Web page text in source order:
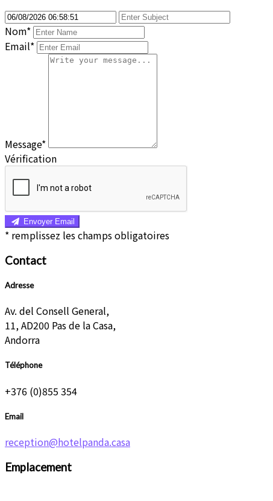
Nom*
Email*
Message*
Vérification
Envoyer Email
* remplissez les champs obligatoires
Contact
Adresse
Av. del Consell General,
11, AD200 Pas de la Casa,
Andorra
Téléphone
+376 (0)855 354
Email
reception@hotelpanda.casa
Emplacement